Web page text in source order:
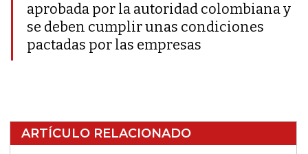
aprobada por la autoridad colombiana y
se deben cumplir unas condiciones
pactadas por las empresas
ARTÍCULO RELACIONADO